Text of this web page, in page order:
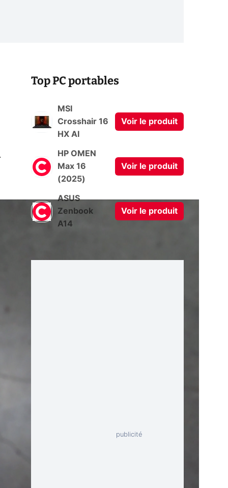
Top PC portables
MSI
Crosshair 16
HX AI
Voir le produit
HP OMEN
Max 16
(2025)
Voir le produit
ASUS
Zenbook
A14
Voir le produit